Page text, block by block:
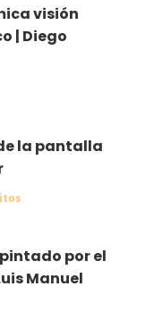
visión
| Diego
la pantalla
por el
Manuel